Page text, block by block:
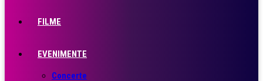
FILME
EVENIMENTE
Concerte